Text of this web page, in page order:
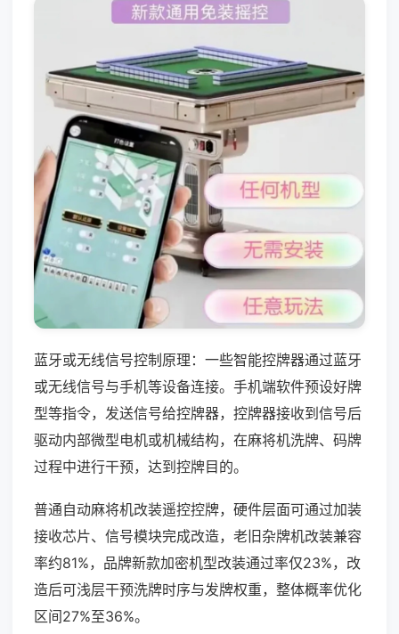
蓝牙或无线信号控制原理：一些智能控牌器通过蓝牙
或无线信号与手机等设备连接。手机端软件预设好牌
型等指令，发送信号给控牌器，控牌器接收到信号后
驱动内部微型电机或机械结构，在麻将机洗牌、码牌
过程中进行干预，达到控牌目的。
普通自动麻将机改装遥控控牌，硬件层面可通过加装
接收芯片、信号模块完成改造，老旧杂牌机改装兼容
率约81%，品牌新款加密机型改装通过率仅23%，改
造后可浅层干预洗牌时序与发牌权重，整体概率优化
区间27%至36%。